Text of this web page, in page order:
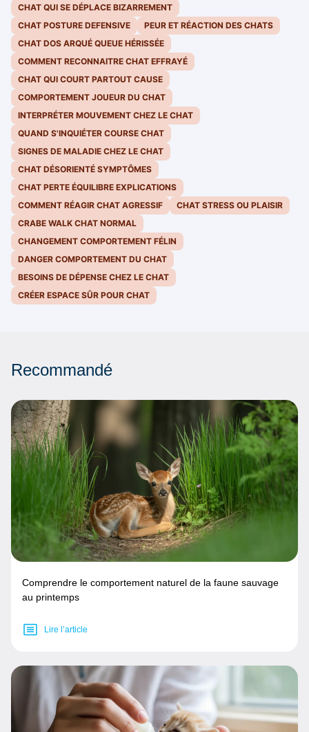
CHAT QUI SE DÉPLACE BIZARREMENT
CHAT POSTURE DEFENSIVE
PEUR ET RÉACTION DES CHATS
CHAT DOS ARQUÉ QUEUE HÉRISSÉE
COMMENT RECONNAITRE CHAT EFFRAYÉ
CHAT QUI COURT PARTOUT CAUSE
COMPORTEMENT JOUEUR DU CHAT
INTERPRÉTER MOUVEMENT CHEZ LE CHAT
QUAND S'INQUIÉTER COURSE CHAT
SIGNES DE MALADIE CHEZ LE CHAT
CHAT DÉSORIENTÉ SYMPTÔMES
CHAT PERTE ÉQUILIBRE EXPLICATIONS
COMMENT RÉAGIR CHAT AGRESSIF
CHAT STRESS OU PLAISIR
CRABE WALK CHAT NORMAL
CHANGEMENT COMPORTEMENT FÉLIN
DANGER COMPORTEMENT DU CHAT
BESOINS DE DÉPENSE CHEZ LE CHAT
CRÉER ESPACE SÛR POUR CHAT
Recommandé
Comprendre le comportement naturel de la faune sauvage
au printemps
Lire l’article